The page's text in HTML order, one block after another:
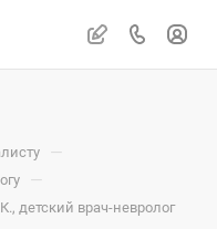
—
—
детский врач-невролог